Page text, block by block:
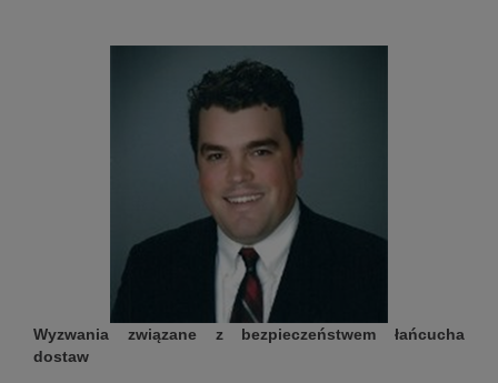
Wyzwania związane z bezpieczeństwem łańcucha
dostaw